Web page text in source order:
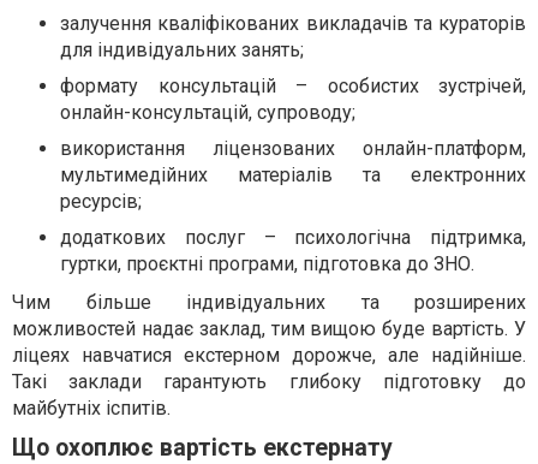
залучення кваліфікованих викладачів та кураторів
для індивідуальних занять;
формату консультацій – особистих зустрічей,
онлайн-консультацій, супроводу;
використання ліцензованих онлайн-платформ,
мультимедійних матеріалів та електронних
ресурсів;
додаткових послуг – психологічна підтримка,
гуртки, проєктні програми, підготовка до ЗНО.
Чим більше індивідуальних та розширених
можливостей надає заклад, тим вищою буде вартість. У
ліцеях навчатися екстерном дорожче, але надійніше.
Такі заклади гарантують глибоку підготовку до
майбутніх іспитів.
Що охоплює вартість екстернату